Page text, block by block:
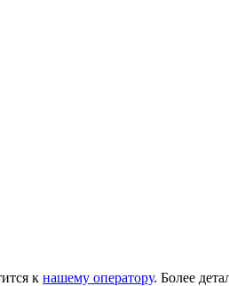
к нашему оператору. Более